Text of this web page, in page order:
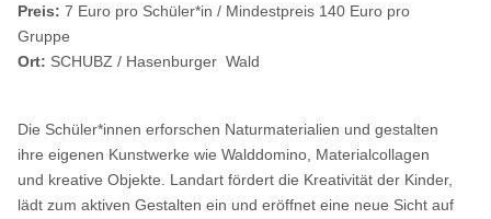
Preis: 7 Euro pro Schüler*in / Mindestpreis 140 Euro pro
Gruppe
Ort: SCHUBZ / Hasenburger Wald
Die Schüler*innen erforschen Naturmaterialien und gestalten
ihre eigenen Kunstwerke wie Walddomino, Materialcollagen
und kreative Objekte. Landart fördert die Kreativität der Kinder,
lädt zum aktiven Gestalten ein und eröffnet eine neue Sicht auf